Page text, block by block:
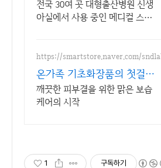
전국 30여 곳 대형출산병원 신생
아실에서 사용 중인 메디컬 스킨
https://smartstore.naver.com/
온가족 기초화장품의 첫걸음
온가족 순한 보습케어 파더
마
깨끗한 피부결을 위한 맑은 보습
케어의 시작
1 구독하기